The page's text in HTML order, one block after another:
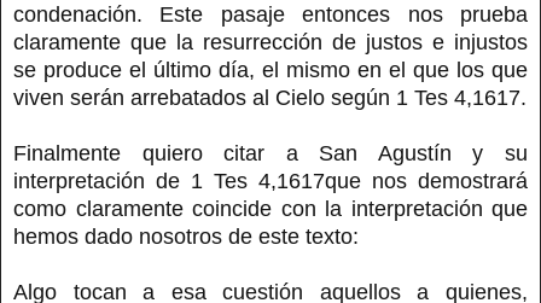
condenación. Este pasaje entonces nos prueba
claramente que la resurrección de justos e injustos
se produce el último día, el mismo en el que los que
viven serán arrebatados al Cielo según 1 Tes 4,1617.
Finalmente quiero citar a San Agustín y su
interpretación de 1 Tes 4,1617que nos demostrará
como claramente coincide con la interpretación que
hemos dado nosotros de este texto:
Algo tocan a esa cuestión aquellos a quienes,